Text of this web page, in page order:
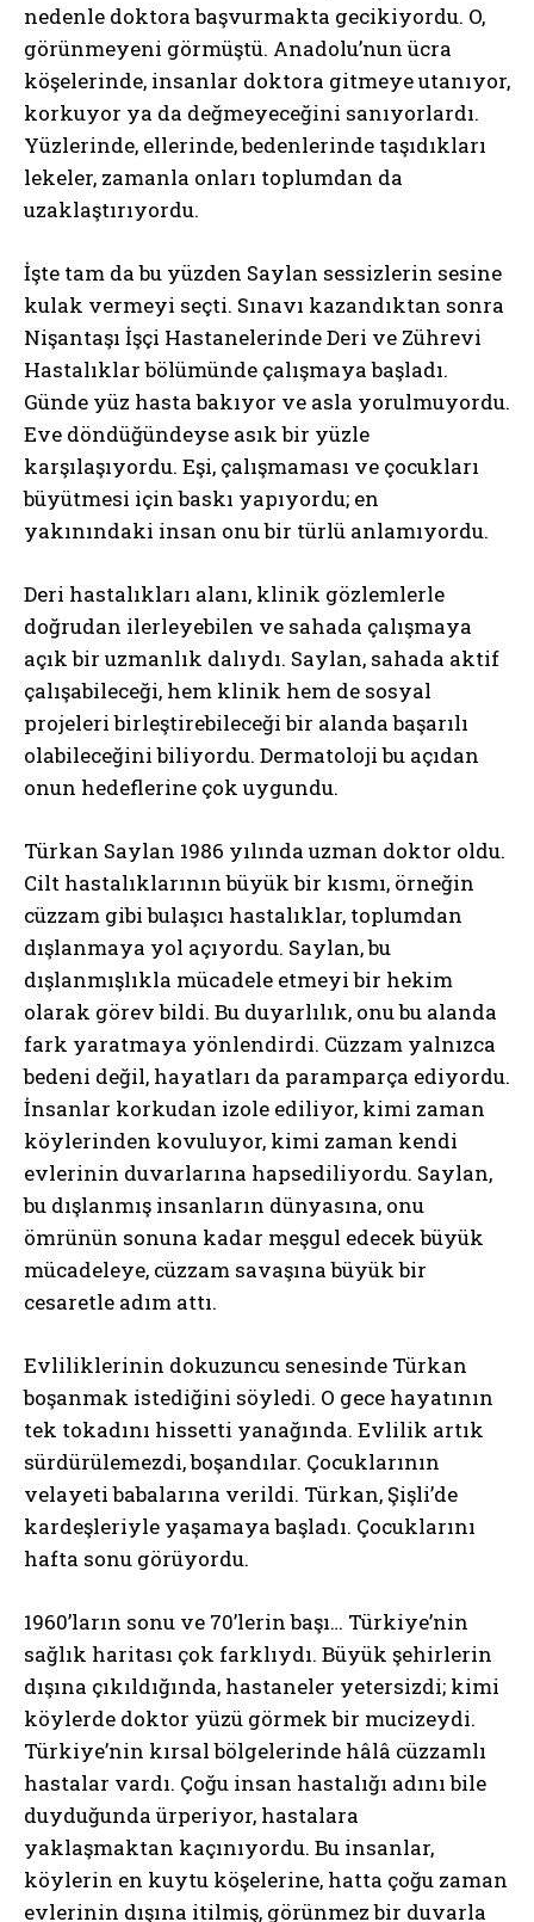
nedenle doktora başvurmakta gecikiyordu. O,
görünmeyeni görmüştü. Anadolu’nun ücra
köşelerinde, insanlar doktora gitmeye utanıyor,
korkuyor ya da değmeyeceğini sanıyorlardı.
Yüzlerinde, ellerinde, bedenlerinde taşıdıkları
lekeler, zamanla onları toplumdan da
uzaklaştırıyordu.
İşte tam da bu yüzden Saylan sessizlerin sesine
kulak vermeyi seçti. Sınavı kazandıktan sonra
Nişantaşı İşçi Hastanelerinde Deri ve Zührevi
Hastalıklar bölümünde çalışmaya başladı.
Günde yüz hasta bakıyor ve asla yorulmuyordu.
Eve döndüğündeyse asık bir yüzle
karşılaşıyordu. Eşi, çalışmaması ve çocukları
büyütmesi için baskı yapıyordu; en
yakınındaki insan onu bir türlü anlamıyordu.
Deri hastalıkları alanı, klinik gözlemlerle
doğrudan ilerleyebilen ve sahada çalışmaya
açık bir uzmanlık dalıydı. Saylan, sahada aktif
çalışabileceği, hem klinik hem de sosyal
projeleri birleştirebileceği bir alanda başarılı
olabileceğini biliyordu. Dermatoloji bu açıdan
onun hedeflerine çok uygundu.
Türkan Saylan 1986 yılında uzman doktor oldu.
Cilt hastalıklarının büyük bir kısmı, örneğin
cüzzam gibi bulaşıcı hastalıklar, toplumdan
dışlanmaya yol açıyordu. Saylan, bu
dışlanmışlıkla mücadele etmeyi bir hekim
olarak görev bildi. Bu duyarlılık, onu bu alanda
fark yaratmaya yönlendirdi. Cüzzam yalnızca
bedeni değil, hayatları da paramparça ediyordu.
İnsanlar korkudan izole ediliyor, kimi zaman
köylerinden kovuluyor, kimi zaman kendi
evlerinin duvarlarına hapsediliyordu. Saylan,
bu dışlanmış insanların dünyasına, onu
ömrünün sonuna kadar meşgul edecek büyük
mücadeleye, cüzzam savaşına büyük bir
cesaretle adım attı.
Evliliklerinin dokuzuncu senesinde Türkan
boşanmak istediğini söyledi. O gece hayatının
tek tokadını hissetti yanağında. Evlilik artık
sürdürülemezdi, boşandılar. Çocuklarının
velayeti babalarına verildi. Türkan, Şişli’de
kardeşleriyle yaşamaya başladı. Çocuklarını
hafta sonu görüyordu.
1960’ların sonu ve 70’lerin başı… Türkiye’nin
sağlık haritası çok farklıydı. Büyük şehirlerin
dışına çıkıldığında, hastaneler yetersizdi; kimi
köylerde doktor yüzü görmek bir mucizeydi.
Türkiye’nin kırsal bölgelerinde hâlâ cüzzamlı
hastalar vardı. Çoğu insan hastalığı adını bile
duyduğunda ürperiyor, hastalara
yaklaşmaktan kaçınıyordu. Bu insanlar,
köylerin en kuytu köşelerine, hatta çoğu zaman
evlerinin dışına itilmiş, görünmez bir duvarla